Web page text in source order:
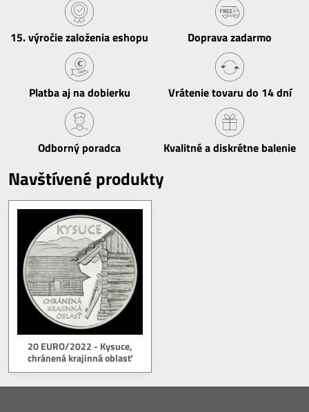
15​. výročie založenia eshopu Doprava zadarmo
Platba aj na dobierku Vrátenie tovaru do 14 dní
Odborný poradca Kvalitné a diskrétne balenie
Navštívené produkty
20 EURO/2022 - Kysuce,
chránená krajinná oblasť